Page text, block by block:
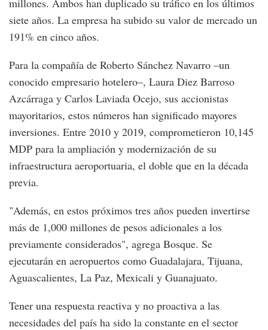
siete años. La empresa ha subido su valor de mercado un
191% en cinco años.
Para la compañía de Roberto Sánchez Navarro –un
conocido empresario hotelero–, Laura Diez Barroso
Azcárraga y Carlos Laviada Ocejo, sus accionistas
mayoritarios, estos números han significado mayores
inversiones. Entre 2010 y 2019, comprometieron 10,145
MDP para la ampliación y modernización de su
infraestructura aeroportuaria, el doble que en la década
previa.
"Además, en estos próximos tres años pueden invertirse
más de 1,000 millones de pesos adicionales a los
previamente considerados", agrega Bosque. Se
ejecutarán en aeropuertos como Guadalajara, Tijuana,
Aguascalientes, La Paz, Mexicali y Guanajuato.
Tener una respuesta reactiva y no proactiva a las
necesidades del país ha sido la constante en el sector